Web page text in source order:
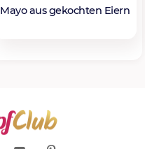
Mayo aus gekochten Eiern